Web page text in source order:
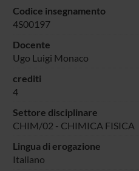
Codice insegnamento
4S00197
Docente
Ugo Luigi Monaco
crediti
4
Settore disciplinare
CHIM/02 - CHIMICA FISICA
Lingua di erogazione
Italiano